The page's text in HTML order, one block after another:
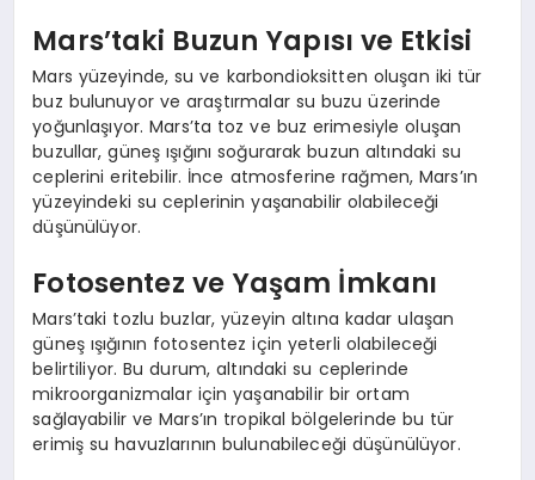
Mars’taki Buzun Yapısı ve Etkisi
Mars yüzeyinde, su ve karbondioksitten oluşan iki tür
buz bulunuyor ve araştırmalar su buzu üzerinde
yoğunlaşıyor. Mars’ta toz ve buz erimesiyle oluşan
buzullar, güneş ışığını soğurarak buzun altındaki su
ceplerini eritebilir. İnce atmosferine rağmen, Mars’ın
yüzeyindeki su ceplerinin yaşanabilir olabileceği
düşünülüyor.
Fotosentez ve Yaşam İmkanı
Mars’taki tozlu buzlar, yüzeyin altına kadar ulaşan
güneş ışığının fotosentez için yeterli olabileceği
belirtiliyor. Bu durum, altındaki su ceplerinde
mikroorganizmalar için yaşanabilir bir ortam
sağlayabilir ve Mars’ın tropikal bölgelerinde bu tür
erimiş su havuzlarının bulunabileceği düşünülüyor.